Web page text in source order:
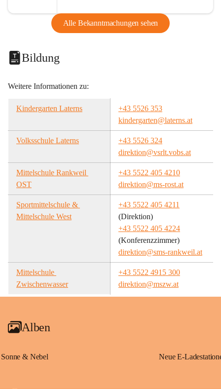
Alle Bekanntmachungen sehen
Bildung
Weitere Informationen zu:
Kindergarten Laterns
+43 5526 353
kindergarten@laterns.at
Volksschule Laterns
+43 5526 324
direktion@vsrlt.vobs.at
Mittelschule Rankweil
OST
+43 5522 405 4210
direktion@ms-rost.at
Sportmittelschule &
Mittelschule West
+43 5522 405 4211
(Direktion)
+43 5522 405 4224
(Konferenzzimmer)
direktion@sms-rankweil.at
Mittelschule
Zwischenwasser
+43 5522 4915 300
direktion@mszw.at
Alben
Sonne & Nebel